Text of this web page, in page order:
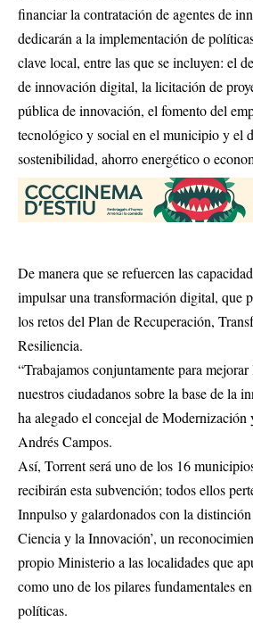
financiar la contratación de agentes de
dedicarán a la implementación de
clave local, entre las que se incluyen: el
de innovación digital, la licitación de
pública de innovación, el fomento del
tecnológico y social en el municipio y el
sostenibilidad, ahorro energético o
De manera que se refuercen las
impulsar una transformación digital, que
los retos del Plan de Recuperación,
Resiliencia.
“Trabajamos conjuntamente para
nuestros ciudadanos sobre la base de la
ha alegado el concejal de Modernización
Andrés Campos.
Así, Torrent será uno de los 16
recibirán esta subvención; todos ellos
Innpulso y galardonados con la
Ciencia y la Innovación’, un
propio Ministerio a las localidades que
como uno de los pilares fundamentales
políticas.